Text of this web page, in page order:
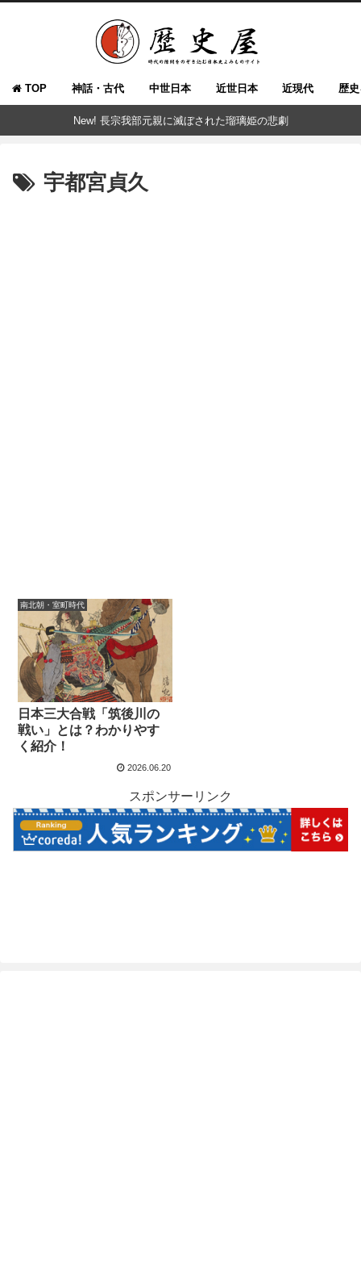
TOP 神話・古代 中世日本 近世日本 近現代 歴
New! 長宗我部元親に滅ぼされた瑠璃姫の悲劇
宇都宮貞久
南北朝・室町時代
日本三大合戦「筑後川の
戦い」とは？わかりやす
く紹介！
2026.06.20
スポンサーリンク